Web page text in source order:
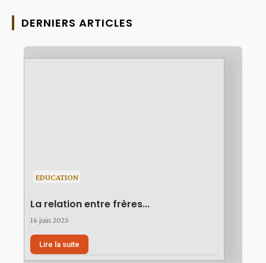
DERNIERS ARTICLES
EDUCATION
La relation entre frères...
16 juin 2025
Lire la suite